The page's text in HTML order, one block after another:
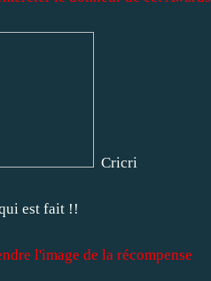
Cricri
est fait !!
l'image de la récompense